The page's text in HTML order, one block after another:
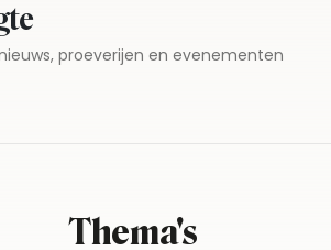
proeverijen en evenementen
Thema's